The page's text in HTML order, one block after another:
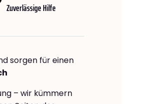
Zuverlässige Hilfe
sorgen für einen
– wir kümmern